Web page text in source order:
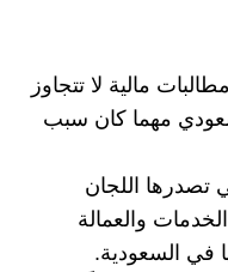
مالية لا تتجاوز
ريال سعودي مهما كان سبب
تصدرها اللجان
والعمالة
في السعودية.